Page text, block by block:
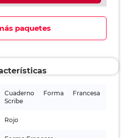
paquetes
Cuaderno Forma Francesa
Scribe
Rojo